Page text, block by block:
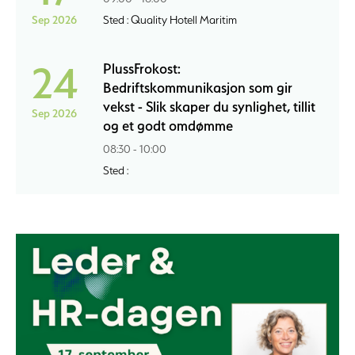
Sep 2026
Sted : Quality Hotell Maritim
24
Sep 2026
PlussFrokost:
Bedriftskommunikasjon som gir
vekst - Slik skaper du synlighet, tillit
og et godt omdømme
08:30 - 10:00
Sted :